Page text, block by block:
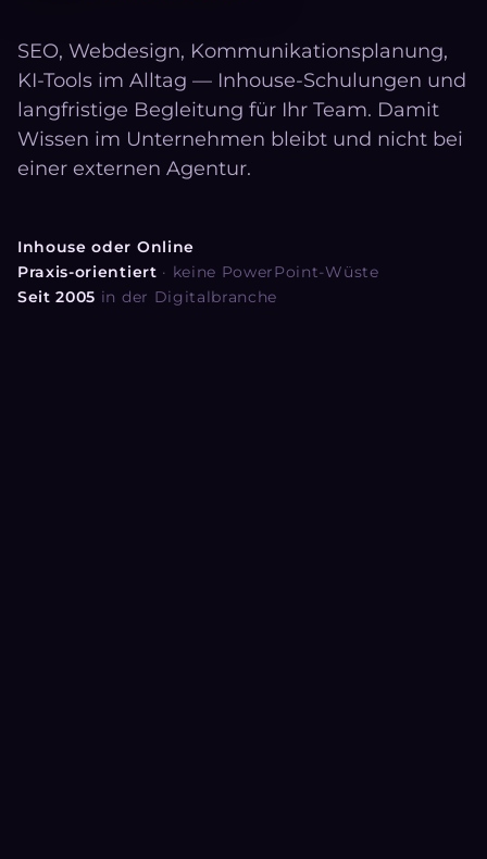
SEO, Webdesign, Kommunikationsplanung,
KI-Tools im Alltag — Inhouse-Schulungen und
langfristige Begleitung für Ihr Team. Damit
Wissen im Unternehmen bleibt und nicht bei
einer externen Agentur.
Inhouse oder Online
Praxis-orientiert · keine PowerPoint-Wüste
Seit 2005 in der Digitalbranche